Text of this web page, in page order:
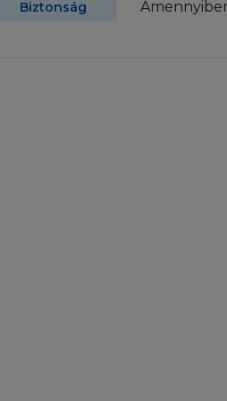
Biztonság
a L'Oréal-t, ha
a szerzői, a polgári illetve a
maga után.
felhasználó az információkat
letöltse, ott rögzítse, illetve
weboldalak egy eredeti
tarthat fent semmilyen
Az e szekcióban
kiadni, kiállítani,
vagy bármilyen más módon